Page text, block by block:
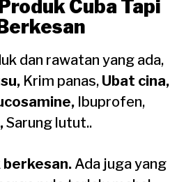
Cuba Tapi
dan rawatan yang ada,
Krim panas, Ubat cina,
Ibuprofen,
Sarung lutut..
berkesan. Ada juga yang